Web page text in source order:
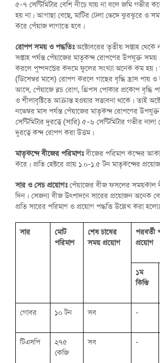
৫-৭ সেন্টিমিটার বেশি নীচে যায় না বলে জমি গভীর
হয় না। আগাছা বেছে, মাটির ঢেলা ভেঙ্গে ঝুরঝুরে ও
করে পেঁয়াজ লাগাতে হবে।
রোপণ সময় ও পদ্ধতিঃঅক্টোবরের তৃতীয় সপ্তাহ থেকে
সপ্তাহ পর্যন্ত পেঁয়াজের মাতৃকন্দ রোপণের উপযুক্ত
করলে পুষ্পদন্ডের কদমে ফুলের সংখ্যা অনেক কম হয়।
(ডিসেম্বর মাসে) রোপণ করলে গাছের বৃদ্ধি হ্রাস
আসে, পেঁয়াজে ব্লচ রোগ, থ্রিপস পোকার প্রকোপ বৃদ্ধি
ও শীলাবৃষ্টিতে আক্রান্ত হওয়ার সম্ভাবনা থাকে। তাই
নভেম্বর মাস পর্যন্ত পেঁয়াজের মাতৃকন্দ রোপণের
সেন্টিমিটার দুরত্বে (সারি) ৫-৬ সেন্টিমিটার গভীর নালা
দুরত্বে কন্দ রোপণ করা উত্তম।
মাতৃকন্দে বীজের পরিমাণঃবীজের পরিমাণ কন্দের
করে। প্রতি হেক্টরে প্রায় ১.০-১.৫ টন মাতৃকন্দের
সার ও সেচ প্রয়োগঃপেঁয়াজের বীজ ফসলের সময়কাল
দিন। সেজন্য বীজ উৎপাদনে সারের প্রয়োজন অনেক
প্রতি সারের পরিমাণ ও প্রয়োগ পদ্ধতি উল্লেখ করা হলোঃ
সার
মোট
পরিমাণ
শেষ চাষের
সময় প্রয়োগ
পরবর্তী
প্রয়োগ
১ম
কিস্তি
গোবর ১০ টন সব -
টিএসপি
২৭৫
কেজি
সব -